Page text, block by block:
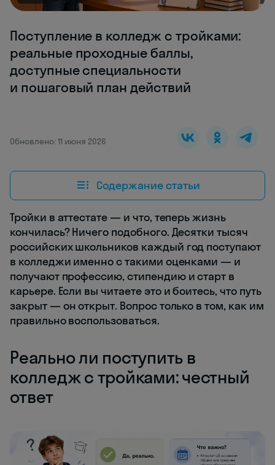
Поступление в колледж с тройками:
реальные проходные баллы,
доступные специальности
и пошаговый план действий
Обновлено: 11 июня 2026
Содержание статьи
Тройки в аттестате — и что, теперь жизнь
кончилась? Ничего подобного. Десятки тысяч
российских школьников каждый год поступают
в колледжи именно с такими оценками — и
получают профессию, стипендию и старт в
карьере. Если вы читаете это и боитесь, что путь
закрыт — он открыт. Вопрос только в том, как им
правильно воспользоваться.
Реально ли поступить в
колледж с тройками: честный
ответ